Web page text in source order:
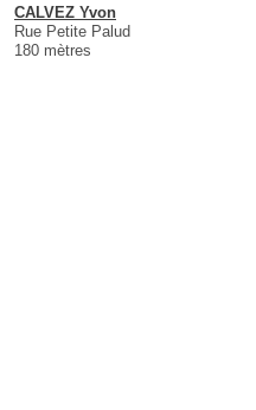
CALVEZ Yvon
Rue Petite Palud
180 mètres